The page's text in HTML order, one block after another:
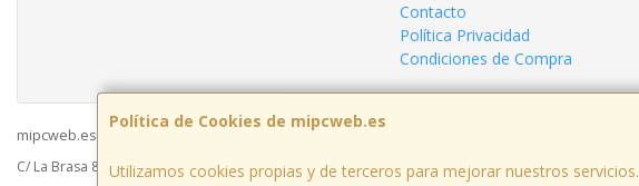
Política de Cookies de mipcweb.es
Utilizamos cookies propias y de terceros para mejorar nuestros servicios.
Contacto
Política Privacidad
Condiciones de Compra
mipcweb.es © 2026
C/ La Brasa 8 - Acceso Galerías del Mercado - Oficina 49003, Zamora, España.